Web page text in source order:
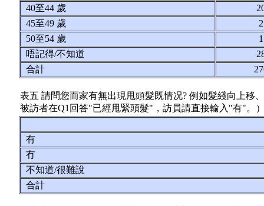
40至44 歲
45至49 歲
50至54 歲
唔記得/不知道
合計
表五 請問您而家有無出現甩頭髮既情况? 例如髮綫向上移
被訪者在Q1回答"已經甩緊頭髮"，訪員請直接輸入"有"。
有
冇
不知道/很難說
合計